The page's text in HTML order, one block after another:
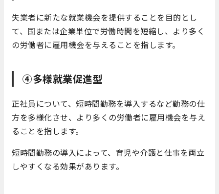
失業者に新たな就業機会を提供することを目的とし
て、国または企業単位で労働時間を短縮し、より多く
の労働者に雇用機会を与えることを指します。
④多様就業促進型
正社員について、短時間勤務を導入するなど勤務の仕
方を多様化させ、より多くの労働者に雇用機会を与え
ることを指します。
短時間勤務の導入によって、育児や介護と仕事を両立
しやすくなる効果があります。